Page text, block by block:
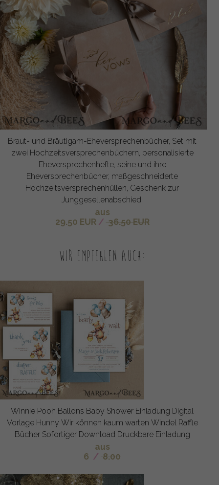
Braut- und Bräutigam-Eheversprechenbücher, Set mit
zwei Hochzeitsversprechenbüchern, personalisierte
Eheversprechenhefte, seine und ihre
Eheversprechenbücher, maßgeschneiderte
Hochzeitsversprechenhüllen, Geschenk zur
Junggesellenabschied.
aus
29.50 EUR/ 36.50 EUR
Wir empfehlen auch:
Winnie Pooh Ballons Baby Shower Einladung Digital
Vorlage Hunny Wir können kaum warten Windel Raffle
Bücher Sofortiger Download Druckbare Einladung
aus
6 / 8.00